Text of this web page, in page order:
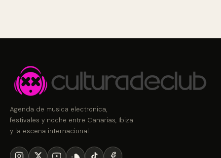
Agenda de musica electronica,
festivales y noche entre Canarias, Ibiza
y la escena internacional.